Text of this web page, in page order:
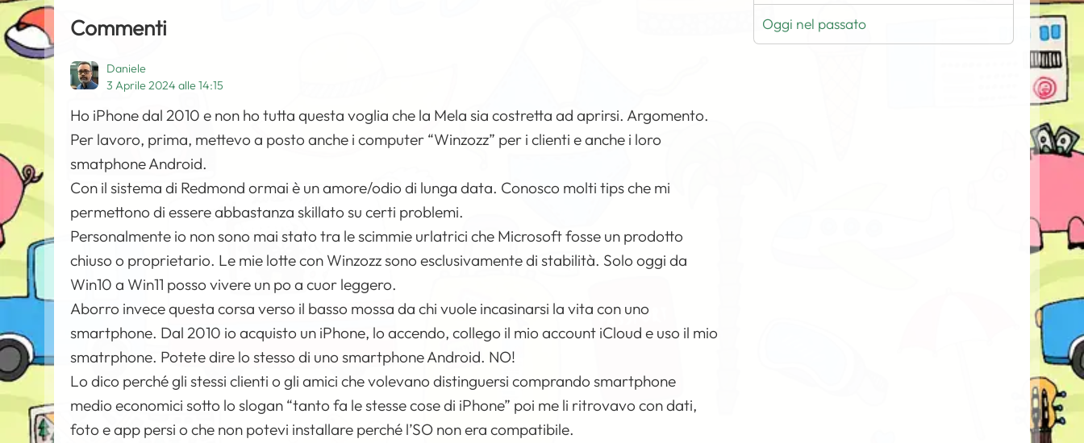
Commenti
Daniele
3 Aprile 2024 alle 14:15
Ho iPhone dal 2010 e non ho tutta questa voglia che la Mela sia costretta ad aprirsi. Argomento.
Per lavoro, prima, mettevo a posto anche i computer “Winzozz” per i clienti e anche i loro
smatphone Android.
Con il sistema di Redmond ormai è un amore/odio di lunga data. Conosco molti tips che mi
permettono di essere abbastanza skillato su certi problemi.
Personalmente io non sono mai stato tra le scimmie urlatrici che Microsoft fosse un prodotto
chiuso o proprietario. Le mie lotte con Winzozz sono esclusivamente di stabilità. Solo oggi da
Win10 a Win11 posso vivere un po a cuor leggero.
Aborro invece questa corsa verso il basso mossa da chi vuole incasinarsi la vita con uno
smartphone. Dal 2010 io acquisto un iPhone, lo accendo, collego il mio account iCloud e uso il mio
smatrphone. Potete dire lo stesso di uno smartphone Android. NO!
Lo dico perché gli stessi clienti o gli amici che volevano distinguersi comprando smartphone
medio economici sotto lo slogan “tanto fa le stesse cose di iPhone” poi me li ritrovavo con dati,
foto e app persi o che non potevi installare perché l’SO non era compatibile.
Oggi nel passato